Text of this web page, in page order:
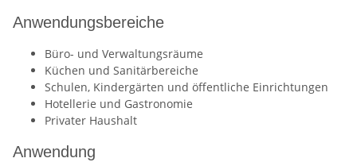
Anwendungsbereiche
Büro- und Verwaltungsräume
Küchen und Sanitärbereiche
Schulen, Kindergärten und öffentliche Einrichtungen
Hotellerie und Gastronomie
Privater Haushalt
Anwendung